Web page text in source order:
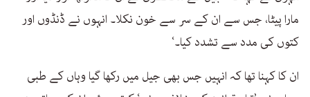
مارا پیٹا، جس سے ان کے سر سے خون نکلا۔ انہوں نے ڈنڈوں اور
کتوں کی مدد سے تشدد کیا۔‘
ان کا کہنا تھا کہ انہیں جس بھی جیل میں رکھا گیا وہاں کے طبی